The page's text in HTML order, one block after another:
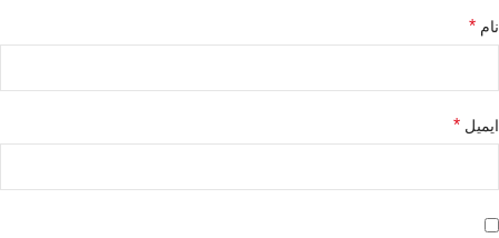
نام *
ایمیل *